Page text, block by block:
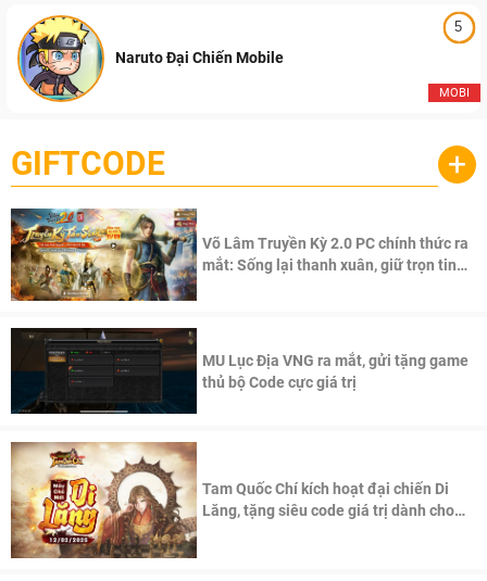
5
MOBI
Naruto Đại Chiến Mobile
GIFTCODE +
Võ Lâm Truyền Kỳ 2.0 PC chính thức ra
mắt: Sống lại thanh xuân, giữ trọn tinh
MU Lục Địa VNG ra mắt, gửi tặng game
thủ bộ Code cực giá trị
Tam Quốc Chí kích hoạt đại chiến Di
Lăng, tặng siêu code giá trị dành cho